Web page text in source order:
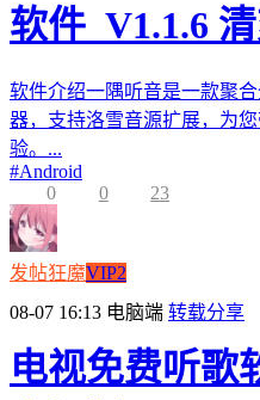
软件_V1.1.6
软件介绍一隅听音是一款聚
器，支持洛雪音源扩展，为
验。...
#Android
0
0 23
发帖狂魔VIP2
08-07 16:13 电脑端 转载分享
电视免费听歌